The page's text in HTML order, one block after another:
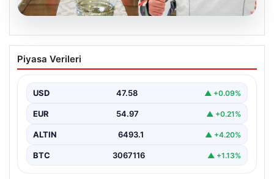
05.08.2026
Yüksek Askeri Şura (YAŞ) kararları
açıklandı, Alper Gezeravcı terfi etti
Piyasa Verileri
USD 47.58 ▲ +0.09%
EUR 54.97 ▲ +0.21%
ALTIN 6493.1 ▲ +4.20%
BTC 3067116 ▲ +1.13%